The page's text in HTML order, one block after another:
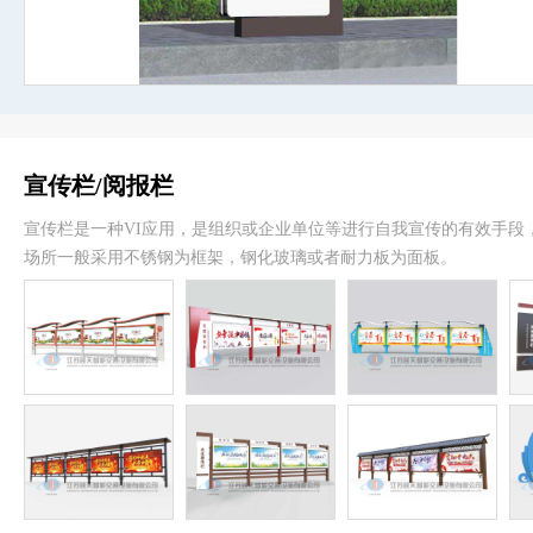
宣传栏/阅报栏
宣传栏是一种VI应用，是组织或企业单位等进行自我宣传的有效手
场所一般采用不锈钢为框架，钢化玻璃或者耐力板为面板。